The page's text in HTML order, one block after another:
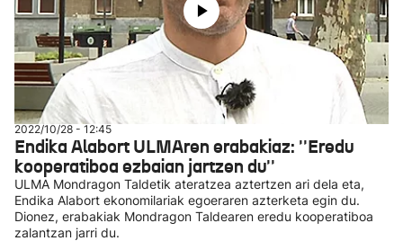
2022/10/28 - 12:45
Endika Alabort ULMAren erabakiaz: ''Eredu
kooperatiboa ezbaian jartzen du''
ULMA Mondragon Taldetik ateratzea aztertzen ari dela eta,
Endika Alabort ekonomilariak egoeraren azterketa egin du.
Dionez, erabakiak Mondragon Taldearen eredu kooperatiboa
zalantzan jarri du.